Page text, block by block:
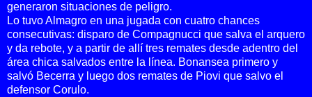
generaron situaciones de peligro.
Lo tuvo Almagro en una jugada con cuatro chances
consecutivas: disparo de Compagnucci que salva el arquero
y da rebote, y a partir de allí tres remates desde adentro del
área chica salvados entre la línea. Bonansea primero y
salvó Becerra y luego dos remates de Piovi que salvo el
defensor Corulo.